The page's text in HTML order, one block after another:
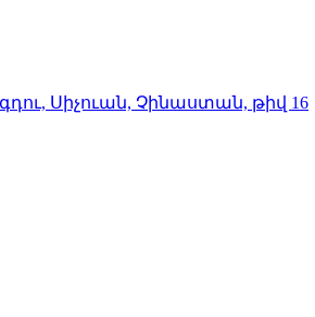
Սիչուան, Չինաստան, թիվ 16